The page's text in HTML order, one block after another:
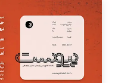
سروش کرمیان
تحریریه